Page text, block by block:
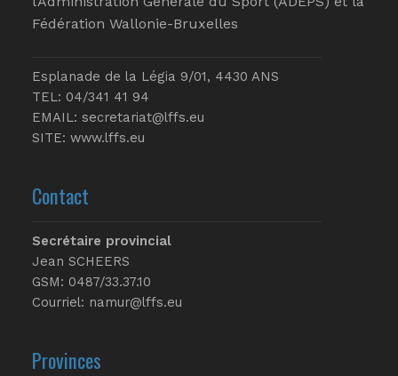
Fédération Wallonie-Bruxelles
Esplanade de la Légia 9/01, 4430 ANS
TEL: 04/341 41 94
EMAIL: secretariat@lffs.eu
SITE: www.lffs.eu
Contact
Secrétaire provincial
Jean SCHEERS
GSM: 0487/33.37.10
Courriel: namur@lffs.eu
Provinces